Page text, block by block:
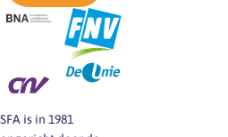
SFA is in 1981